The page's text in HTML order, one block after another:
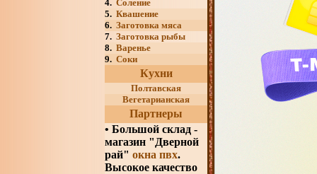
4. Соление
5. Квашение
6. Заготовка мяса
7. Заготовка рыбы
8. Варенье
9. Соки
Кухни
Полтавская
Вегетарианская
Партнеры
• Большой склад -
магазин "Дверной
рай" окна пвх.
Высокое качество